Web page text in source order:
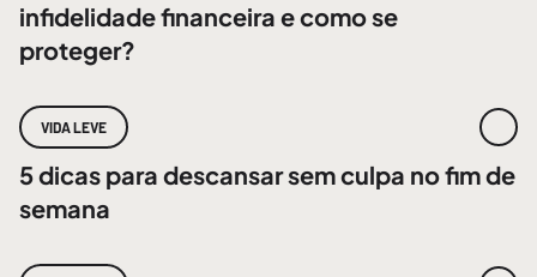
infidelidade financeira e como se
proteger?
VIDA LEVE
5 dicas para descansar sem culpa no fim de
semana